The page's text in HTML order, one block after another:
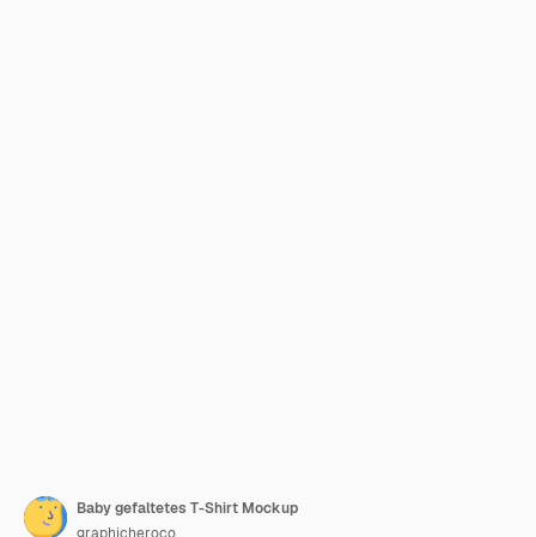
Baby gefaltetes T-Shirt Mockup